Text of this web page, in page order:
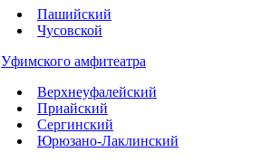
Пашийский
Чусовской
Уфимского амфитеатра
Верхнеуфалейский
Приайский
Сергинский
Юрюзано-Лаклинский